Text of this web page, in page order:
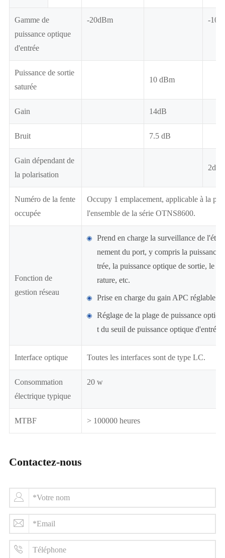
Gamme de
puissance optique
d'entrée
-20dBm -10
Puissance de sortie
saturée
10 dBm
Gain 14dB
Bruit 7.5 dB
Gain dépendant de
la polarisation
2dB
Numéro de la fente
occupée
Occupy 1 emplacement, applicable à la
l'ensemble de la série OTNS8600.
Fonction de
gestion réseau
Prend en charge la surveillance de l'état
nement du port, y compris la puissance
trée, la puissance optique de sortie, le
rature, etc.
Prise en charge du gain APC réglable.
Réglage de la plage de puissance
t du seuil de puissance optique d'entrée.
Interface optique Toutes les interfaces sont de type LC.
Consommation
électrique typique
20 w
MTBF > 100000 heures
Contactez-nous